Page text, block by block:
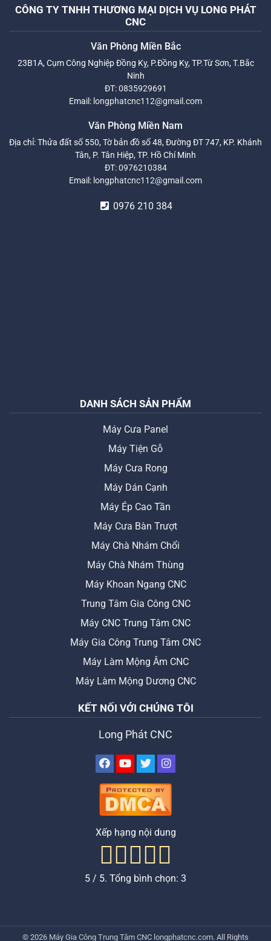
CÔNG TY TNHH THƯƠNG MẠI DỊCH VỤ LONG PHÁT
CNC
Văn Phòng Miền Bắc
23B1A, Cụm Công Nghiệp Đồng Kỵ, P.Đồng Kỵ, TP.Từ Sơn, T.Bắc
Ninh
ĐT:0835929691
Email: longphatcnc112@gmail.com
Văn Phòng Miền Nam
Địa chỉ: Thửa đất số 550, Tờ bản đồ số 48, Đường ĐT 747, KP. Khánh
Tân, P. Tân Hiệp, TP. Hồ Chí Minh
ĐT:0976210384
Email: longphatcnc112@gmail.com
0976 210 384
DANH SÁCH SẢN PHẨM
Máy Cưa Panel
Máy Tiện Gỗ
Máy Cưa Rong
Máy Dán Cạnh
Máy Ép Cao Tần
Máy Cưa Bàn Trượt
Máy Chà Nhám Chổi
Máy Chà Nhám Thùng
Máy Khoan Ngang CNC
Trung Tâm Gia Công CNC
Máy CNC Trung Tâm CNC
Máy Gia Công Trung Tâm CNC
Máy Làm Mộng Âm CNC
Máy Làm Mộng Dương CNC
KẾT NỐI VỚI CHÚNG TÔI
Long Phát CNC
Xếp hạng nội dung
5 / 5. Tổng bình chọn: 3
© 2026 Máy Gia Công Trung Tâm CNC longphatcnc.com. All Rights